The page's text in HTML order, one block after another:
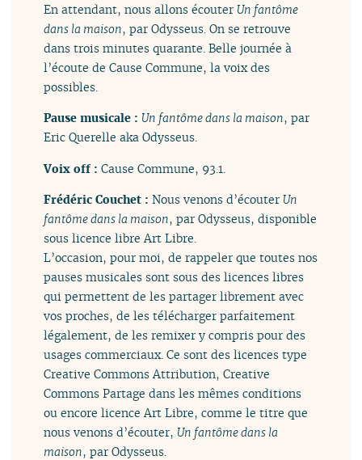
En attendant, nous allons écouter Un fantôme
dans la maison, par Odysseus. On se retrouve
dans trois minutes quarante. Belle journée à
l’écoute de Cause Commune, la voix des
possibles.
Pause musicale : Un fantôme dans la maison, par
Eric Querelle aka Odysseus.
Voix off :Cause Commune, 93.1.
Frédéric Couchet :Nous venons d’écouter Un
fantôme dans la maison, par Odysseus, disponible
sous licence libre Art Libre.
L’occasion, pour moi, de rappeler que toutes nos
pauses musicales sont sous des licences libres
qui permettent de les partager librement avec
vos proches, de les télécharger parfaitement
légalement, de les remixer y compris pour des
usages commerciaux. Ce sont des licences type
Creative Commons Attribution, Creative
Commons Partage dans les mêmes conditions
ou encore licence Art Libre, comme le titre que
nous venons d’écouter, Un fantôme dans la
maison, par Odysseus.